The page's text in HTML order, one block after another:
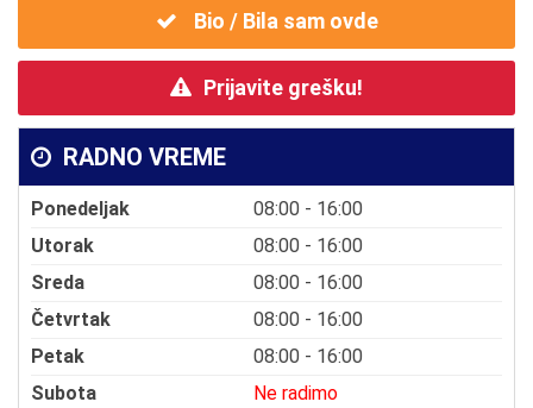
Bio / Bila sam ovde
Prijavite grešku!
RADNO VREME
Ponedeljak
08:00 - 16:00
Utorak
08:00 - 16:00
Sreda
08:00 - 16:00
Četvrtak
08:00 - 16:00
Petak
08:00 - 16:00
Subota
Ne radimo